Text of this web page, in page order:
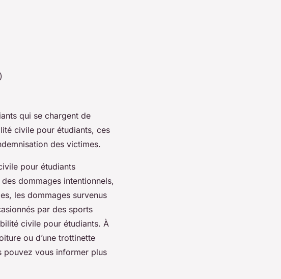
qui se chargent de
civile pour étudiants, ces
des victimes.
pour étudiants
dommages intentionnels,
les dommages survenus
par des sports
civile pour étudiants. À
ou d’une trottinette
pouvez vous informer plus